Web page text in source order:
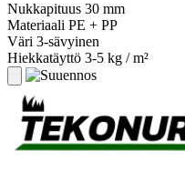
Nukkapituus 30 mm
Materiaali PE + PP
Väri 3-sävyinen
Hiekkatäyttö 3-5 kg / m²